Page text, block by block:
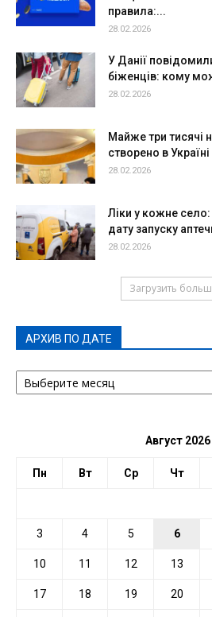
правила:...
28.02.2026
У Данії
біженців: кому
28.02.2026
Майже три тисячі
створено в
28.02.2026
Ліки у кожне
дату запуску
28.02.2026
Загрузить
АРХИВ ПО ДАТЕ
АРХИВ
ПО
Август 2026
Пн Вт Ср Чт
3 4 5 6
10 11 12 13
17 18 19 20